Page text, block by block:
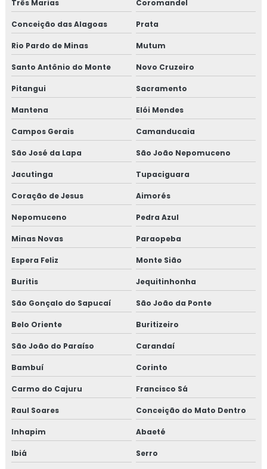
organizacional
Treinamento em análise sensorial
Treinamento em auditoria de fornecedores
Treinamento em auditoria interna
Treinamento em auditoria interna da norma FSSC 22000
Treinamento em boas práticas de fabricação
Treinamento em boas práticas em laboratórios
Treinamento em certificação GMP+2020
Treinamento em controle de pragas
Treinamento para coordenadores de equipes de melhoria
Treinamento em cultura da segurança de alimentos e
qualidade
Treinamento em dashboard aplicado à indústria
Treinamento para elaboração do plano de HACCP APPCC
Treinamento em food fraud e food defense
Três Marias Coromandel
Conceição das Alagoas Prata
Rio Pardo de Minas Mutum
Santo Antônio do Monte Novo Cruzeiro
Pitangui Sacramento
Mantena Elói Mendes
Campos Gerais Camanducaia
São José da Lapa São João Nepomuceno
Jacutinga Tupaciguara
Coração de Jesus Aimorés
Nepomuceno Pedra Azul
Minas Novas Paraopeba
Espera Feliz Monte Sião
Buritis Jequitinhonha
São Gonçalo do Sapucaí São João da Ponte
Belo Oriente Buritizeiro
São João do Paraíso Carandaí
Bambuí Corinto
Carmo do Cajuru Francisco Sá
Raul Soares Conceição do Mato Dentro
Inhapim Abaeté
Ibiá Serro